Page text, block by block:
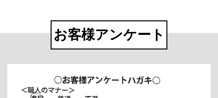
お客様アンケート